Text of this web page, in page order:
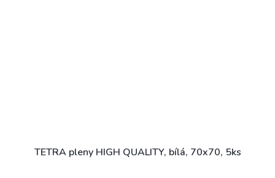
TETRA pleny HIGH QUALITY, bílá, 70x70, 5ks